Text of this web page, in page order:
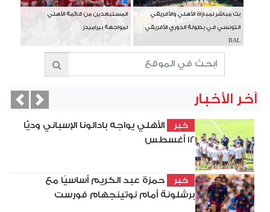
بث مباشر لمباراة الأهلي والأفريقي
التونسي في بطولة الدوري الأفريقي
BAL
المستبعدين من قائمة الأهلي
لمواجهة بيراميدز
آخر الأخبار
خبر
الأهلي يواجه بادالونا الإسباني وديًّا
12 أغسطس
خبر
حمزة عبد الكريم أساسيًا مع
برشلونة أمام نوتينجهام فورست
Next